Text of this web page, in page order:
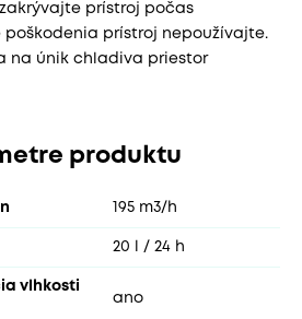
prístroj počas
poškodenia prístroj nepoužívajte.
na únik chladiva priestor
produktu
195 m3/h
20 l / 24 h
vlhkosti
ano